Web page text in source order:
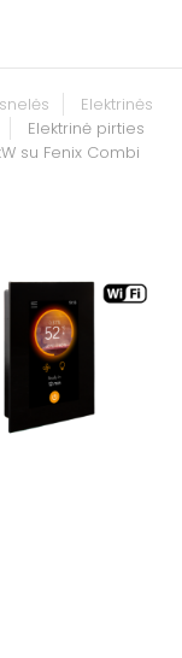
Elektrinės
Elektrinė pirties
su Fenix Combi